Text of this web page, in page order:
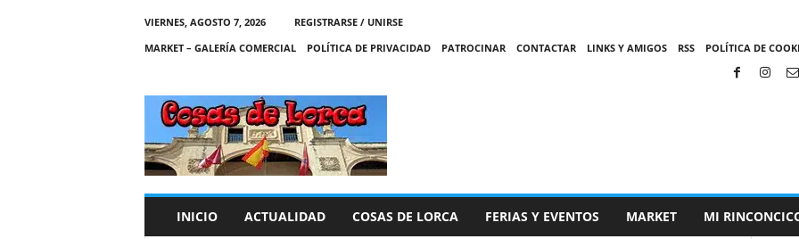
VIERNES, AGOSTO 7, 2026
REGISTRARSE / UNIRSE
MARKET – GALERÍA COMERCIAL
POLÍTICA DE PRIVACIDAD PATROCINAR CONTACTAR LINKS Y AMIGOS RSS POLÍTICA DE
C
A
S
INICIO ACTUALIDAD COSAS DE LORCA FERIAS Y EVENTOS MARKET MI